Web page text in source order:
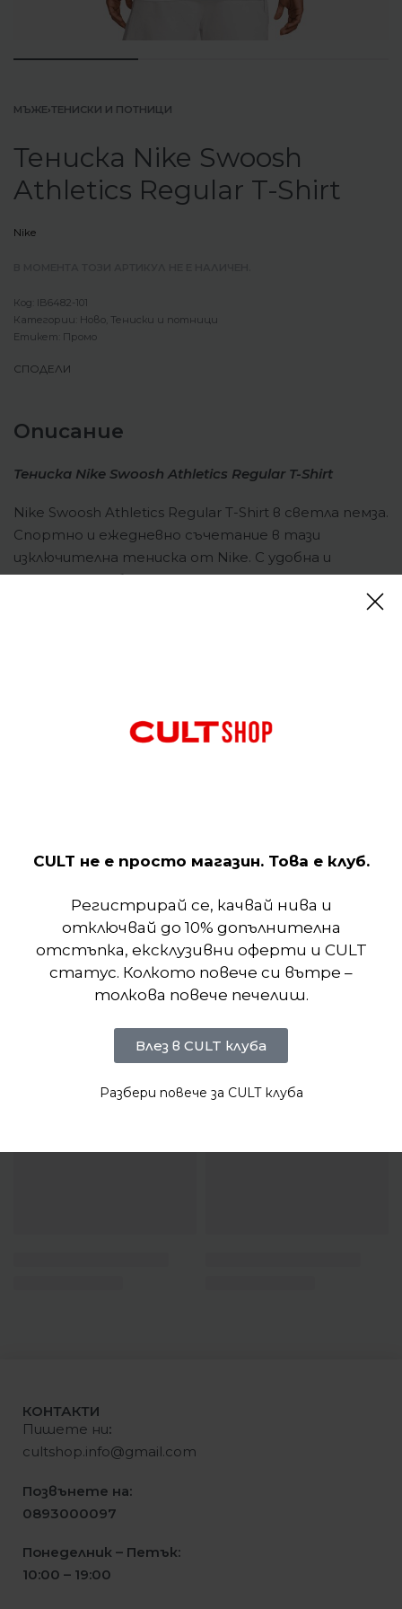
МЪЖЕ›ТЕНИСКИ И ПОТНИЦИ
Тениска Nike Swoosh
Athletics Regular T-Shirt
Nike
IB6482-101
Категории: Ново Тениски и потници
Етикет: Промо
СПОДЕЛИ
Описание
Тениска Nike Swoosh Athletics Regular T-Shirt
Nike Swoosh Athletics Regular T-Shirt в светла пемза.
Спортно и ежедневно съчетание в тази
изключителна тениска от Nike. С удобна и
еластична ребрена яка с кръгло деколте, която
въвежда гъвкавост в ежедневното ви въртене,
КОНТАКТИ
Пишете ни:
cultshop.info@gmail.com
Позвънете на:
0893000097
Понеделник – Петък:
10:00 – 19:00
CULT не е просто магазин. Това е клуб.
Регистрирай се, качвай нива и
отключвай до 10% допълнителна
отстъпка, ексклузивни оферти и CULT
статус. Колкото повече си вътре –
толкова повече печелиш.
Влез в CULT клуба
Разбери повече за CULT клуба